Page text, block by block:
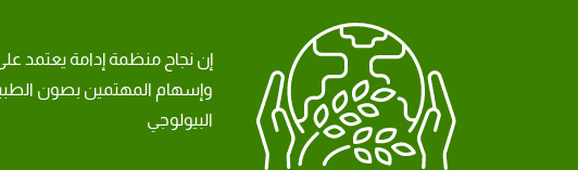
إن نجاح منظمة إدامة يعتمد
وإسهام المهتمين بصون
البيولوجي